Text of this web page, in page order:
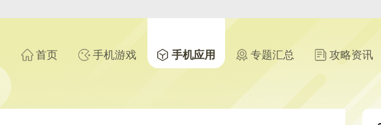
首页 手机游戏 手机应用 专题汇总 攻略资讯